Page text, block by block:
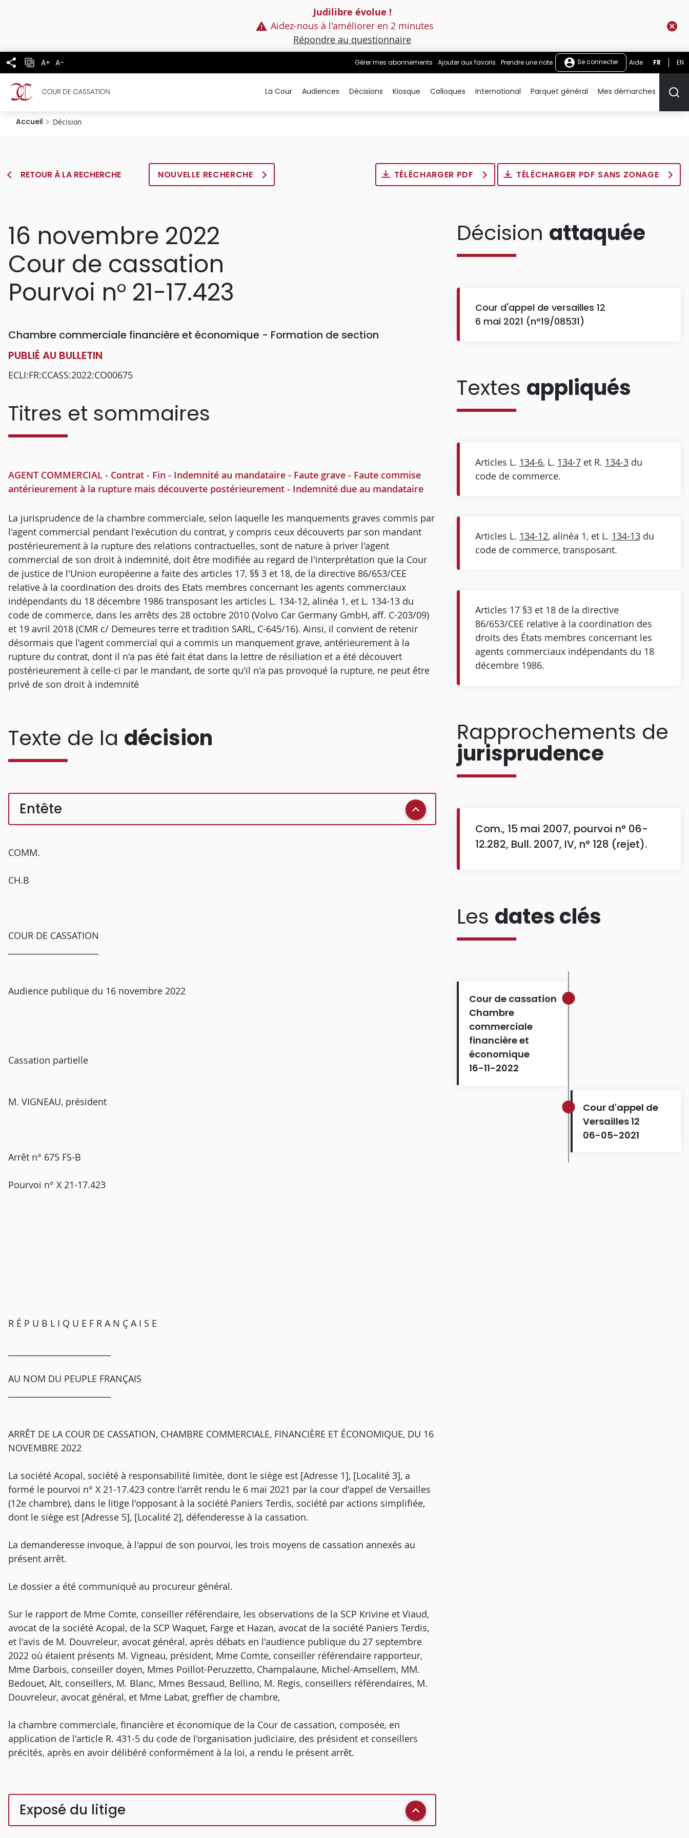
Judilibre évolue !
Aidez-nous à l'améliorer en 2 minutes
Répondre au questionnaire
A+ A- Gérer mes abonnements Ajouter aux favoris Prendre une note Se connecter Aide FR EN
La Cour Audiences Décisions Kiosque Colloques International Parquet général Mes démarches
Accueil Décision
RETOUR À LA RECHERCHE NOUVELLE RECHERCHE TÉLÉCHARGER PDF TÉLÉCHARGER PDF SANS ZONAGE
16 novembre 2022
Cour de cassation
Pourvoi n° 21-17.423
Chambre commerciale financière et économique - Formation de section
PUBLIÉ AU BULLETIN
ECLI:FR:CCASS:2022:CO00675
Titres et sommaires
AGENT COMMERCIAL - Contrat - Fin - Indemnité au mandataire - Faute grave - Faute commise
antérieurement à la rupture mais découverte postérieurement - Indemnité due au mandataire
La jurisprudence de la chambre commerciale, selon laquelle les manquements graves commis par
l'agent commercial pendant l'exécution du contrat, y compris ceux découverts par son mandant
postérieurement à la rupture des relations contractuelles, sont de nature à priver l'agent
commercial de son droit à indemnité, doit être modifiée au regard de l'interprétation que la Cour
de justice de l'Union européenne a faite des articles 17, §§ 3 et 18, de la directive 86/653/CEE
relative à la coordination des droits des Etats membres concernant les agents commerciaux
indépendants du 18 décembre 1986 transposant les articles L. 134-12, alinéa 1, et L. 134-13 du
code de commerce, dans les arrêts des 28 octobre 2010 (Volvo Car Germany GmbH, aff. C-203/09)
et 19 avril 2018 (CMR c/ Demeures terre et tradition SARL, C-645/16). Ainsi, il convient de retenir
désormais que l'agent commercial qui a commis un manquement grave, antérieurement à la
rupture du contrat, dont il n'a pas été fait état dans la lettre de résiliation et a été découvert
postérieurement à celle-ci par le mandant, de sorte qu'il n'a pas provoqué la rupture, ne peut être
privé de son droit à indemnité
Texte de la décision
Entête
COMM.
CH.B
COUR DE CASSATION
Audience publique du 16 novembre 2022
Cassation partielle
M. VIGNEAU, président
Arrêt n° 675 FS-B
Pourvoi n° X 21-17.423
R É P U B L I Q U E F R A N Ç A I S E
AU NOM DU PEUPLE FRANÇAIS
ARRÊT DE LA COUR DE CASSATION, CHAMBRE COMMERCIALE, FINANCIÈRE ET ÉCONOMIQUE, DU 16
NOVEMBRE 2022
La société Acopal, société à responsabilité limitée, dont le siège est [Adresse 1], [Localité 3], a
formé le pourvoi n° X 21-17.423 contre l'arrêt rendu le 6 mai 2021 par la cour d'appel de Versailles
(12e chambre), dans le litige l'opposant à la société Paniers Terdis, société par actions simplifiée,
dont le siège est [Adresse 5], [Localité 2], défenderesse à la cassation.
La demanderesse invoque, à l'appui de son pourvoi, les trois moyens de cassation annexés au
présent arrêt.
Le dossier a été communiqué au procureur général.
Sur le rapport de Mme Comte, conseiller référendaire, les observations de la SCP Krivine et Viaud,
avocat de la société Acopal, de la SCP Waquet, Farge et Hazan, avocat de la société Paniers Terdis,
et l'avis de M. Douvreleur, avocat général, après débats en l'audience publique du 27 septembre
2022 où étaient présents M. Vigneau, président, Mme Comte, conseiller référendaire rapporteur,
Mme Darbois, conseiller doyen, Mmes Poillot-Peruzzetto, Champalaune, Michel-Amsellem, MM.
Bedouet, Alt, conseillers, M. Blanc, Mmes Bessaud, Bellino, M. Regis, conseillers référendaires, M.
Douvreleur, avocat général, et Mme Labat, greffier de chambre,
la chambre commerciale, financière et économique de la Cour de cassation, composée, en
application de l'article R. 431-5 du code de l'organisation judiciaire, des président et conseillers
précités, après en avoir délibéré conformément à la loi, a rendu le présent arrêt.
Exposé du litige
Décision attaquée
Cour d'appel de versailles 12
6 mai 2021 (n°19/08531)
Textes appliqués
Articles L. 134-6, L. 134-7et R. 134-3du
code de commerce.
Articles L. 134-12, alinéa 1, et L. 134-13du
code de commerce, transposant.
Articles 17 §3 et 18 de la directive
86/653/CEE relative à la coordination des
droits des États membres concernant les
agents commerciaux indépendants du 18
décembre 1986.
Rapprochements de
jurisprudence
Com., 15 mai 2007, pourvoi n° 06-
12.282, Bull. 2007, IV, n° 128 (rejet).
Les dates clés
Cour de cassation
Chambre
commerciale
financière et
économique
16-11-2022
Cour d'appel de
Versailles 12
06-05-2021